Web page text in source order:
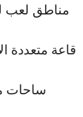
مناطق لعب
قاعة متعددة
ساحات